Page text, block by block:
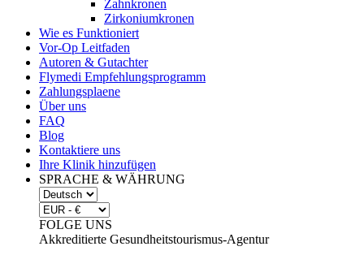
Zahnkronen
Zirkoniumkronen
Wie es Funktioniert
Vor-Op Leitfaden
Autoren & Gutachter
Flymedi Empfehlungsprogramm
Zahlungsplaene
Über uns
FAQ
Blog
Kontaktiere uns
Ihre Klinik hinzufügen
SPRACHE & WÄHRUNG
FOLGE UNS
Akkreditierte Gesundheitstourismus-Agentur